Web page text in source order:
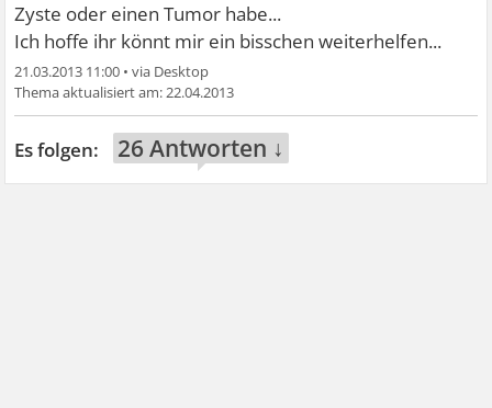
Zyste oder einen Tumor habe...
Ich hoffe ihr könnt mir ein bisschen weiterhelfen...
21.03.2013 11:00 •
22.04.2013
26 Antworten ↓